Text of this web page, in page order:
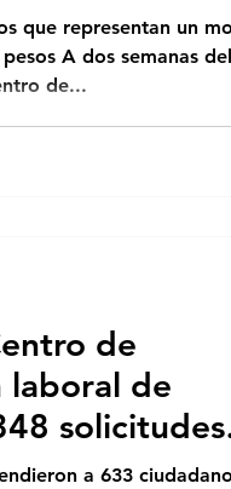
que representan un
A dos semanas
de...
de
laboral de
solicitudes
a 633